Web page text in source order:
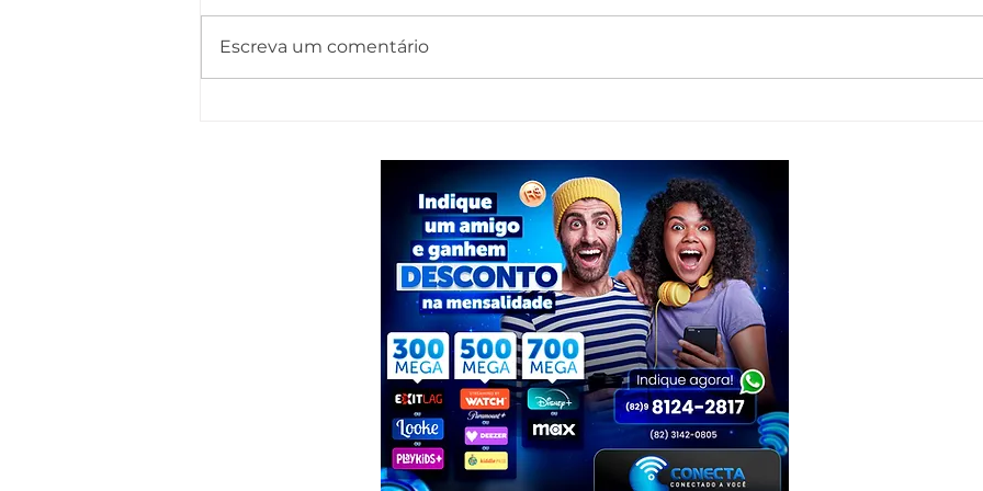
conjunta das polícias de AL e PE
Inhapi
Escreva um comentário